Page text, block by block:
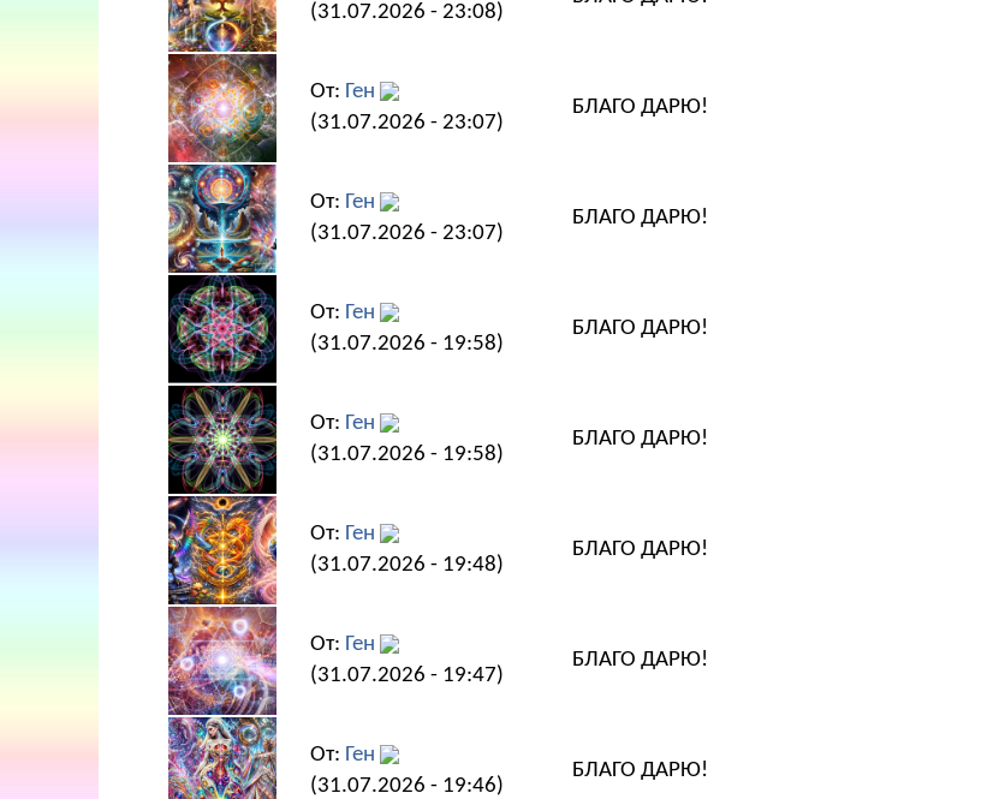
(31.07.2026 - 23:08)
От: Ген
(31.07.2026 - 23:07)
БЛАГО ДАРЮ!
От: Ген
(31.07.2026 - 23:07)
БЛАГО ДАРЮ!
От: Ген
(31.07.2026 - 19:58)
БЛАГО ДАРЮ!
От: Ген
(31.07.2026 - 19:58)
БЛАГО ДАРЮ!
От: Ген
(31.07.2026 - 19:48)
БЛАГО ДАРЮ!
От: Ген
(31.07.2026 - 19:47)
БЛАГО ДАРЮ!
От: Ген
(31.07.2026 - 19:46)
БЛАГО ДАРЮ!